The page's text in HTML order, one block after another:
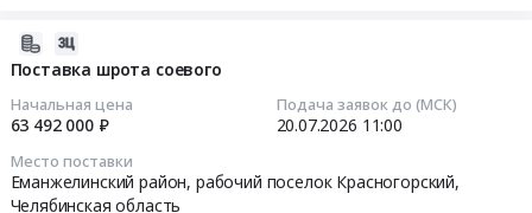
Поставка шрота соевого
Начальная цена
63 492 000 ₽
Подача заявок до (МСК)
20.07.2026 11:00
Место поставки
Еманжелинский район, рабочий поселок Красногорский,
Челябинская область